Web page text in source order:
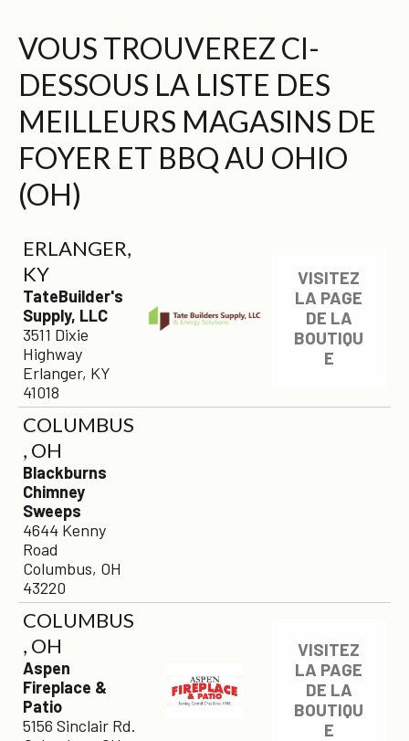
VOUS TROUVEREZ CI-
DESSOUS LA LISTE DES
MEILLEURS MAGASINS DE
FOYER ET BBQ AU OHIO
(OH)
ERLANGER,
KY
TateBuilder's
Supply, LLC
3511 Dixie
Highway
Erlanger, KY
41018
VISITEZ
LA PAGE
DE LA
BOUTIQU
E
COLUMBUS
, OH
Blackburns
Chimney
Sweeps
4644 Kenny
Road
Columbus, OH
43220
COLUMBUS
, OH
Aspen
Fireplace &
Patio
5156 Sinclair Rd.
VISITEZ
LA PAGE
DE LA
BOUTIQU
E